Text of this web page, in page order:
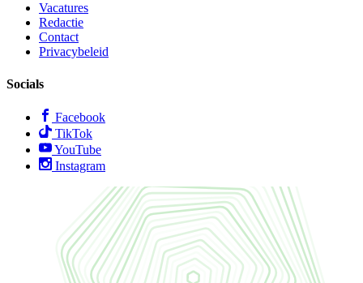
Vacatures
Redactie
Contact
Privacybeleid
Socials
Facebook
TikTok
YouTube
Instagram